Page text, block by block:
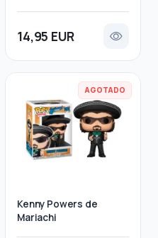
14,95 EUR
AGOTADO
Kenny Powers de
Mariachi